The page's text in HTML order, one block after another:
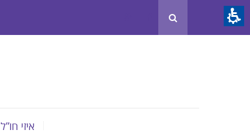
The
beginning
איזי חו”ל